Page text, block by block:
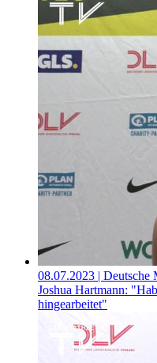
08.07.2023 | Deutsche
Joshua Hartmann:
hingearbeitet"